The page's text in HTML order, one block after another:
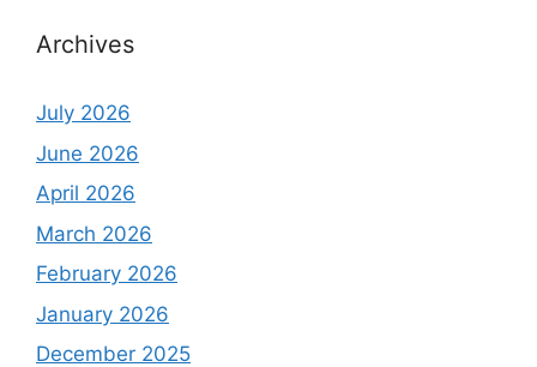
Archives
July 2026
June 2026
April 2026
March 2026
February 2026
January 2026
December 2025